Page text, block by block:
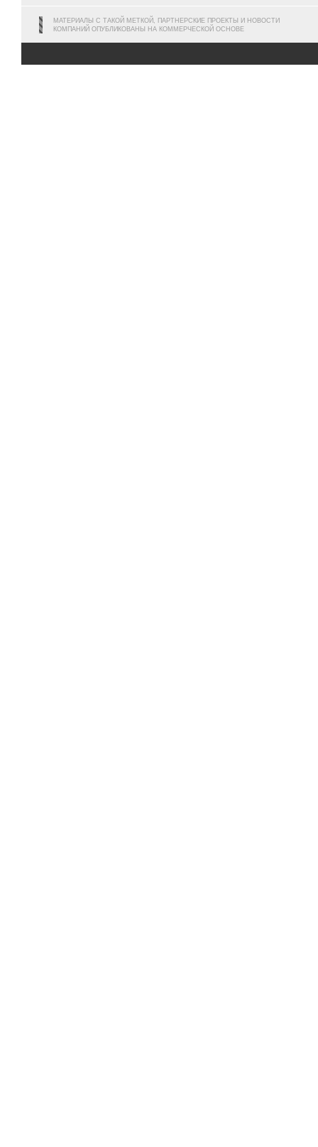
МАТЕРИАЛЫ С ТАКОЙ МЕТКОЙ, ПАРТНЕРСКИЕ ПРОЕКТЫ И НОВОСТИ
КОМПАНИЙ ОПУБЛИКОВАНЫ НА КОММЕРЧЕСКОЙ ОСНОВЕ